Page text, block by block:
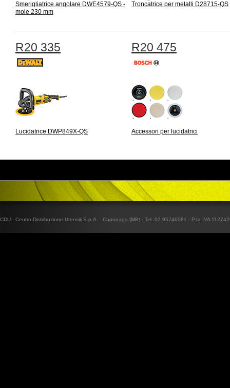
Smerigliatrice angolare DWE4579-QS -
mole 230 mm
Troncatrice per metalli D28715-QS
R20 335
Lucidatrice DWP849X-QS
R20 475
Accessori per lucidatrici
CDU - Centro Distribuzione Utensili S.p.A. - Caponago (MB) - Tel. 02 95746081 - P.ta IVA